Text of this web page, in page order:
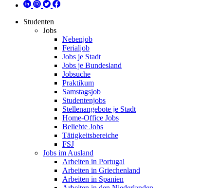
Studenten
Jobs
Nebenjob
Ferialjob
Jobs je Stadt
Jobs je Bundesland
Jobsuche
Praktikum
Samstagsjob
Studentenjobs
Stellenangebote je Stadt
Home-Office Jobs
Beliebte Jobs
Tätigkeitsbereiche
FSJ
Jobs im Ausland
Arbeiten in Portugal
Arbeiten in Griechenland
Arbeiten in Spanien